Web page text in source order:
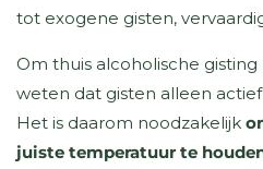
tot exogene gisten,
Om thuis alcoholische
weten dat gisten alleen actief
Het is daarom noodzakelijk
juiste temperatuur te